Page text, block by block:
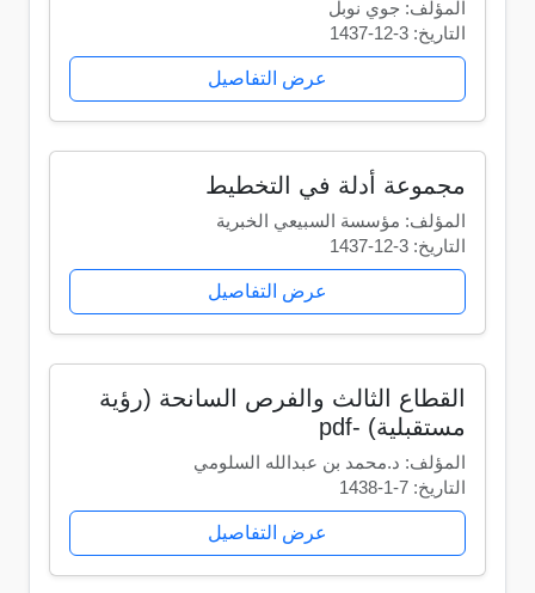
المؤلف: جوي نوبل
التاريخ: 3-12-1437
عرض التفاصيل
مجموعة أدلة في التخطيط
المؤلف: مؤسسة السبيعي الخبرية
التاريخ: 3-12-1437
عرض التفاصيل
القطاع الثالث والفرص السانحة (رؤية
مستقبلية) -pdf
المؤلف: د.محمد بن عبدالله السلومي
التاريخ: 7-1-1438
عرض التفاصيل